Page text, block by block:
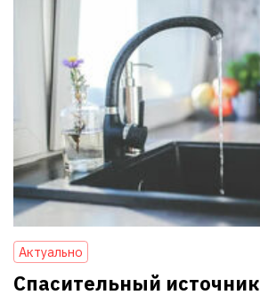
Актуально
Спасительный источник